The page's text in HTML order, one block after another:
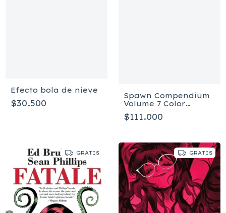
Efecto bola de nieve
$30.500
Spawn Compendium
Volume 7 Color
Edition - Tapa blanda
$111.000
GRATIS GRATIS